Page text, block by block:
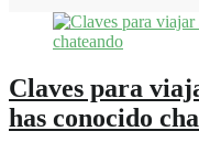
Claves para
has conocido